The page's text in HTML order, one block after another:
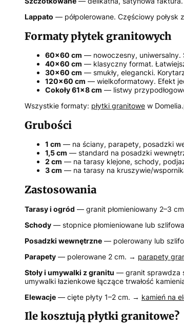
Lappato — półpolerowane. Częściowy połysk
Formaty płytek granitowych
60×60 cm — nowoczesny, uniwersalny.
40×60 cm — klasyczny format.
30×60 cm — smukły, elegancki.
120×60 cm — wielkoformatowy. Efekt
Cokoły 61×8 cm — listwy
Wszystkie formaty: płytki granitowe w
Grubości
1 cm — na ściany, parapety, posadzki
1,5 cm — standard na posadzki
2 cm — na tarasy klejone, schody,
3 cm — na tarasy na kruszywie/
Zastosowania
Tarasy i ogród — granit płomieniowany 2–3
Schody — stopnice płomieniowane lub
Posadzki wewnętrzne — polerowany lub
Parapety — polerowane 2 cm. → parapety
Stoły i umywalki z granitu — granit sprawdza
umywalki łazienkowe łączące trwałość
Elewacje — cięte płyty 1–2 cm. → kamień na
Ile kosztują płytki granitowe?